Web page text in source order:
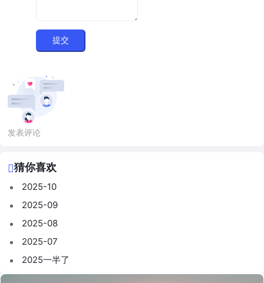
提交
发表评论
猜你喜欢
2025-10
2025-09
2025-08
2025-07
2025一半了